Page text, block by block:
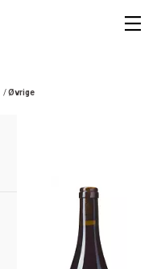
/Øvrige